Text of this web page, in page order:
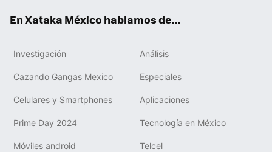
En Xataka México hablamos de...
Investigación Análisis
Cazando Gangas Mexico Especiales
Celulares y Smartphones Aplicaciones
Prime Day 2024 Tecnología en México
Móviles android Telcel